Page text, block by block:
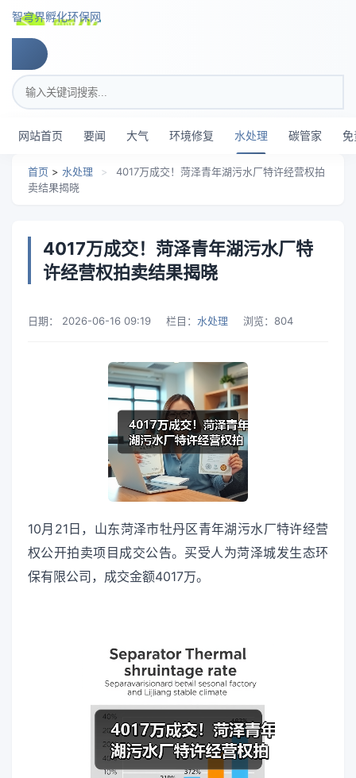
智穹界孵化环保网
搜索关键词
网站首页 要闻 大气 环境修复 水处理 碳管家 免
首页 > 水处理 >
4017万成交！菏泽青年湖污水厂特许经营权拍
卖结果揭晓
4017万成交！菏泽青年湖污水厂特
许经营权拍卖结果揭晓
日期： 2026-06-16 09:19 栏目： 水处理 浏览： 804
10月21日，山东菏泽市牡丹区青年湖污水厂特许经营
权公开拍卖项目成交公告。买受人为菏泽城发生态环
保有限公司，成交金额4017万。